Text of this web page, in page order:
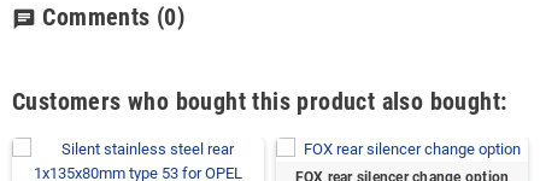
chat Comments (0)
Customers who bought this product also bought:
FOX rear silencer change option